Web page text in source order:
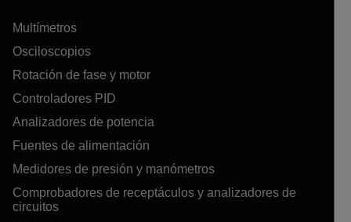
Multímetros
Osciloscopios
Rotación de fase y motor
Controladores PID
Analizadores de potencia
Fuentes de alimentación
Medidores de presión y manómetros
Comprobadores de receptáculos y analizadores de
circuitos